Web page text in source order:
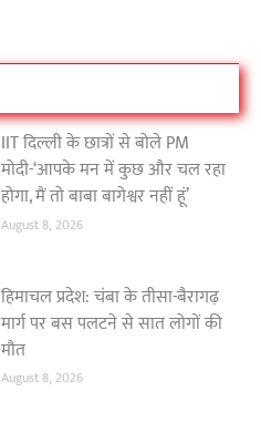
IIT दिल्ली के छात्रों से बोले PM
मोदी-‘आपके मन में कुछ और चल रहा
होगा, मैं तो बाबा बागेश्वर नहीं हूं’
August 8, 2026
हिमाचल प्रदेश: चंबा के तीसा-बैरागढ़
मार्ग पर बस पलटने से सात लोगों की
मौत
August 8, 2026